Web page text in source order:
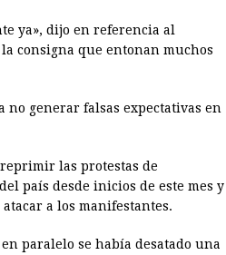
ya», dijo en referencia al
consigna que entonan muchos
no generar falsas expectativas en
las protestas de
país desde inicios de este mes y
a los manifestantes.
paralelo se había desatado una